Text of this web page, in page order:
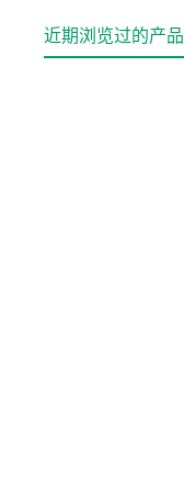
近期浏览过的产品